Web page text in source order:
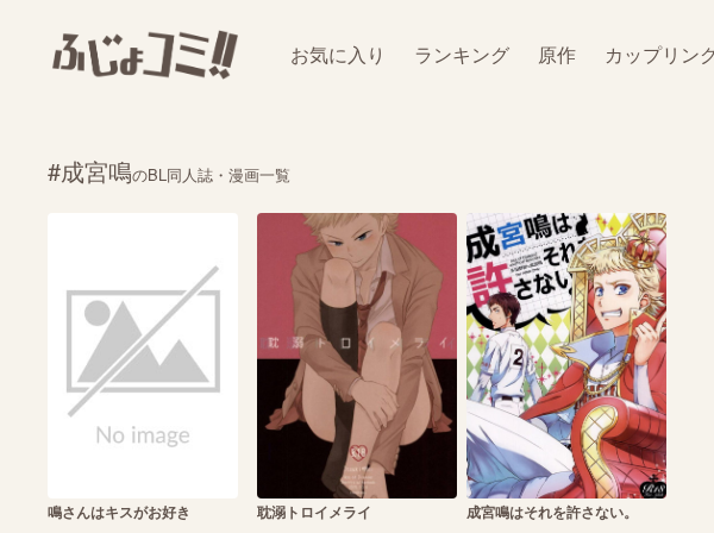
お気に入り ランキング 原作 カップリン
#成宮鳴のBL同人誌・漫画一覧
鳴さんはキスがお好き 耽溺トロイメライ 成宮鳴はそれを許さない。